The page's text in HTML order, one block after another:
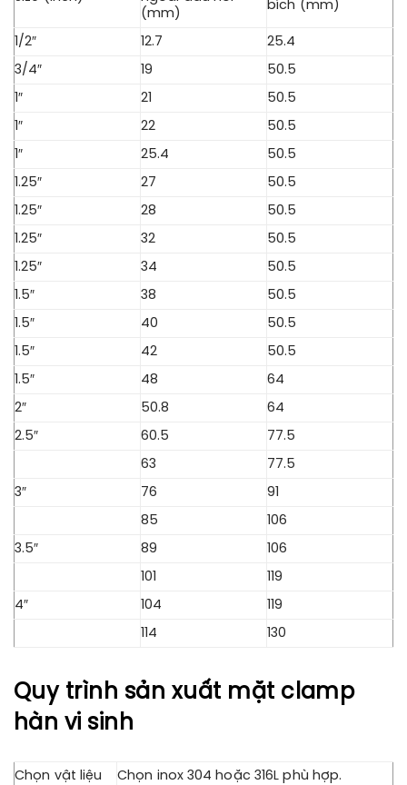
(mm)
bích (mm)
1/2″ 12.7
25.4
3/4″
19
50.5
1″
21
50.5
1″
22
50.5
1″
25.4
50.5
1.25″
27
50.5
1.25″
28
50.5
1.25″
32
50.5
1.25″
34
50.5
1.5″
38
50.5
1.5″
40
50.5
1.5″
42
50.5
1.5″
48
64
2″
50.8
64
2.5″
60.5
77.5
63
77.5
3″
76
91
85
106
3.5″
89
106
101
119
4″
104
119
114
130
Quy trình sản xuất mặt clamp
hàn vi sinh
Chọn vật liệu Chọn inox 304 hoặc 316L phù hợp.